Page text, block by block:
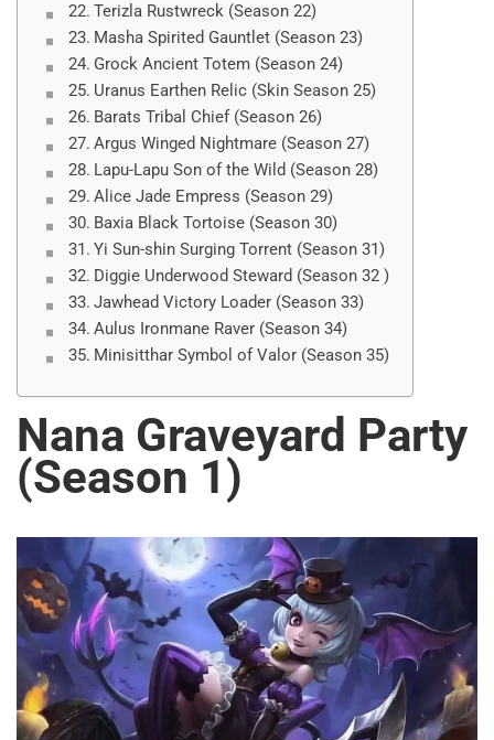
Terizla Rustwreck (Season 22)
Masha Spirited Gauntlet (Season 23)
Grock Ancient Totem (Season 24)
Uranus Earthen Relic (Skin Season 25)
Barats Tribal Chief (Season 26)
Argus Winged Nightmare (Season 27)
Lapu-Lapu Son of the Wild (Season 28)
Alice Jade Empress (Season 29)
Baxia Black Tortoise (Season 30)
Yi Sun-shin Surging Torrent (Season 31)
Diggie Underwood Steward (Season 32 )
Jawhead Victory Loader (Season 33)
Aulus Ironmane Raver (Season 34)
Minisitthar Symbol of Valor (Season 35)
Nana Graveyard Party
(Season 1)